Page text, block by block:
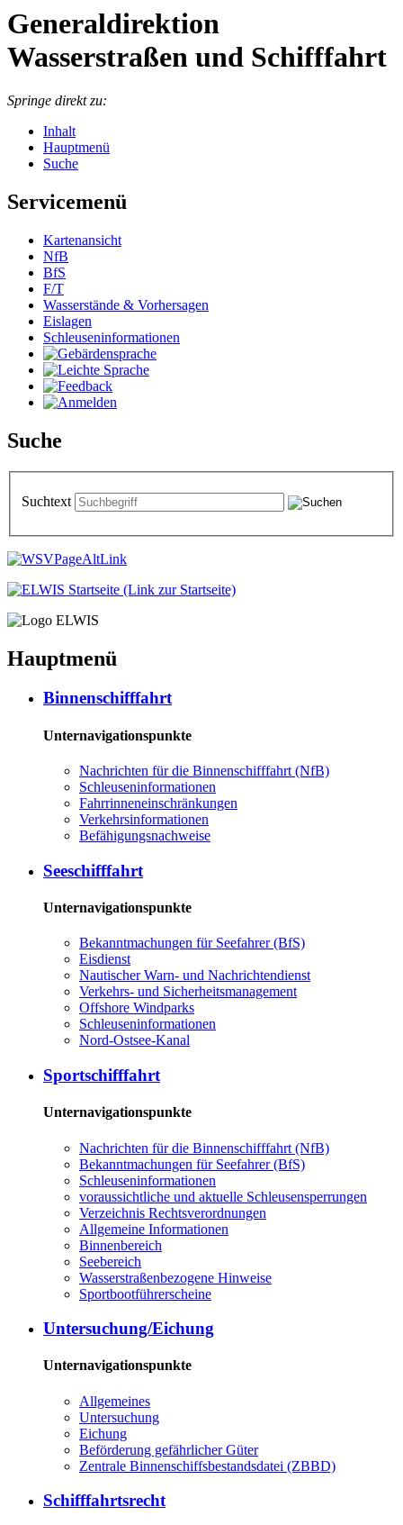
Generaldirektion
Wasserstraßen und Schifffahrt
Springe direkt zu:
Inhalt
Hauptmenü
Suche
Servicemenü
Kar­ten­an­sicht
NfB
BfS
F/T
Was­ser­stän­de & Vor­her­sa­gen
Eis­la­gen
Schleu­sen­in­for­ma­tio­nen
Suche
Suchtext
Hauptmenü
Bin­nen­schiff­fahrt
Unternavigationspunkte
Nach­rich­ten für die Bin­nen­schiff­fahrt (NfB)
Schleu­sen­in­for­ma­tio­nen
Fahr­rin­nen­ein­schrän­kun­gen
Ver­kehrs­in­for­ma­tio­nen
Be­fä­hi­gungs­nach­wei­se
See­schiff­fahrt
Unternavigationspunkte
Be­kannt­ma­chun­gen für See­fah­rer (BfS)
Eis­dienst
Nau­ti­scher Warn-​ und Nach­rich­ten­dienst
Ver­kehrs-​ und Si­cher­heits­ma­na­ge­ment
Offs­ho­re Wind­parks
Schleu­sen­in­for­ma­tio­nen
Nord-​Ost­see-​Ka­nal
Sport­schiff­fahrt
Unternavigationspunkte
Nach­rich­ten für die Bin­nen­schiff­fahrt (NfB)
Be­kannt­ma­chun­gen für See­fah­rer (BfS)
Schleu­sen­in­for­ma­tio­nen
voraussichtliche und aktuelle Schleusensperrungen
Ver­zeich­nis Rechts­ver­ord­nun­gen
All­ge­mei­ne In­for­ma­tio­nen
Bin­nen­be­reich
See­be­reich
Was­ser­stra­ßen­be­zo­ge­ne Hin­wei­se
Sport­boot­füh­rer­schei­ne
Un­ter­su­chung/Ei­chung
Unternavigationspunkte
All­ge­mei­nes
Un­ter­su­chung
Ei­chung
Be­för­de­rung ge­fähr­li­cher Gü­ter
Zen­tra­le Bin­nen­schiffs­be­stands­da­tei (ZBBD)
Schiff­fahrts­recht